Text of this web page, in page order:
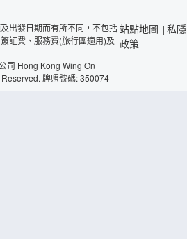
出發日期而有所不同，不包括
証費、服務費(旅行團適用)及
司 Hong Kong Wing On
牌照號碼: 350074
站點地圖 | 私隱
政策